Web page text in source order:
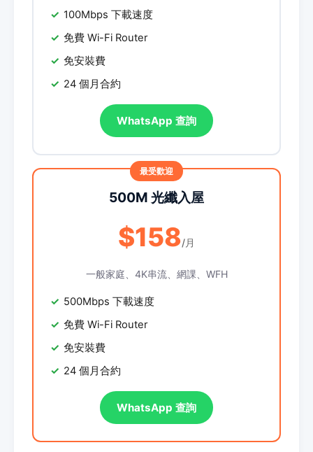
100Mbps 下載速度
免費 Wi-Fi Router
免安裝費
24 個月合約
WhatsApp 查詢
500M 光纖入屋
$158/月
一般家庭、4K串流、網課、WFH
500Mbps 下載速度
免費 Wi-Fi Router
免安裝費
24 個月合約
WhatsApp 查詢